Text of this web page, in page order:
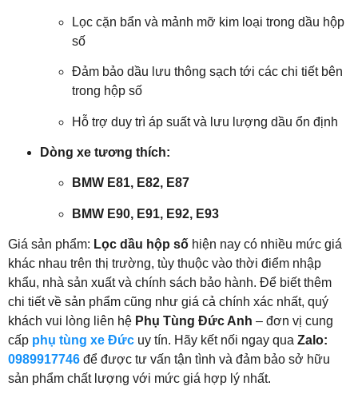
Lọc cặn bẩn và mảnh mỡ kim loại trong dầu hộp
số
Đảm bảo dầu lưu thông sạch tới các chi tiết bên
trong hộp số
Hỗ trợ duy trì áp suất và lưu lượng dầu ổn định
Dòng xe tương thích:
BMW E81, E82, E87
BMW E90, E91, E92, E93
Giá sản phẩm: Lọc dầu hộp số hiện nay có nhiều mức giá
khác nhau trên thị trường, tùy thuộc vào thời điểm nhập
khẩu, nhà sản xuất và chính sách bảo hành. Để biết thêm
chi tiết về sản phẩm cũng như giá cả chính xác nhất, quý
khách vui lòng liên hệ Phụ Tùng Đức Anh – đơn vị cung
cấp phụ tùng xe Đức uy tín. Hãy kết nối ngay qua Zalo:
0989917746 để được tư vấn tận tình và đảm bảo sở hữu
sản phẩm chất lượng với mức giá hợp lý nhất.